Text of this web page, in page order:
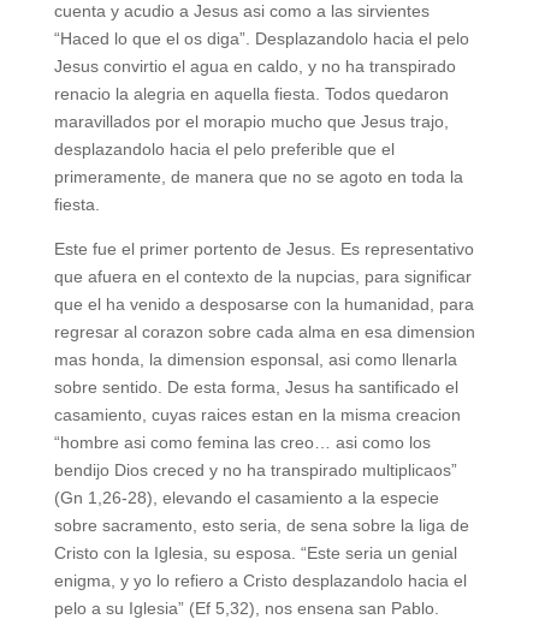
cuenta y acudio a Jesus asi­ como a las sirvientes
“Haced lo que el os diga”. Desplazandolo hacia el pelo
Jesus convirtio el agua en caldo, y no ha transpirado
renacio la alegria en aquella fiesta. Todos quedaron
maravillados por el morapio mucho que Jesus trajo,
desplazandolo hacia el pelo preferible que el
primeramente, de manera que no se agoto en toda la
fiesta.
Este fue el primer portento de Jesus. Es representativo
que afuera en el contexto de la nupcias, para significar
que el ha venido a desposarse con la humanidad, para
regresar al corazon sobre cada alma en esa dimension
mas honda, la dimension esponsal, asi­ como llenarla
sobre sentido. De esta forma, Jesus ha santificado el
casamiento, cuyas raices estan en la misma creacion
“hombre asi­ como femina las creo… asi­ como los
bendijo Dios creced y no ha transpirado multiplicaos”
(Gn 1,26-28), elevando el casamiento a la especie
sobre sacramento, esto seri­a, de sena sobre la liga de
Cristo con la Iglesia, su esposa. “Este seri­a un genial
enigma, y yo lo refiero a Cristo desplazandolo hacia el
pelo a su Iglesia” (Ef 5,32), nos ensena san Pablo.